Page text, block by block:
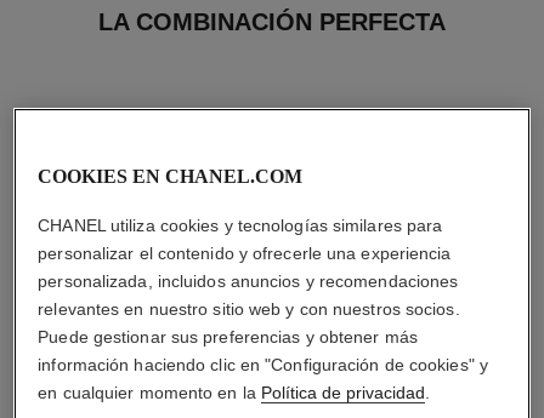
LA COMBINACIÓN PERFECTA
COOKIES EN CHANEL.COM
CHANEL utiliza cookies y tecnologías similares para
personalizar el contenido y ofrecerle una experiencia
personalizada, incluidos anuncios y recomendaciones
relevantes en nuestro sitio web y con nuestros socios.
Puede gestionar sus preferencias y obtener más
información haciendo clic en "Configuración de cookies" y
en cualquier momento en la Política de privacidad